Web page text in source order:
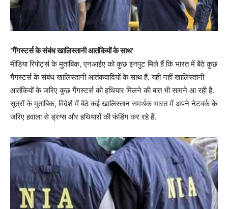
‘गैंगस्टर्स के संबंध खालिस्तानी आतंकियों के साथ’
मीडिया रिपोर्ट्स के मुताबिक, एनआईए को कुछ इनपुट मिले हैं कि भारत में बैठे कुछ
गैंगस्टर्स के संबंध खालिस्तानी आतंकवादियों के साथ हैं. यही नहीं खालिस्तानी
आतंकियों के जरिए कुछ गैंगस्टर्स को हथियार मिलने की बात भी सामने आ रही है.
सूत्रों के मुताबिक, विदेशै में बैठे कई खालिस्तान समर्थक भारत में अपने नेटवर्क के
जरिए हवाला से ड्रग्स और हथियारों की फंडिंग कर रहे हैं.